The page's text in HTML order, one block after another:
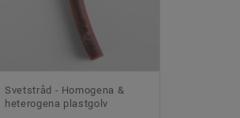
Svetstråd - Homogena &
heterogena plastgolv